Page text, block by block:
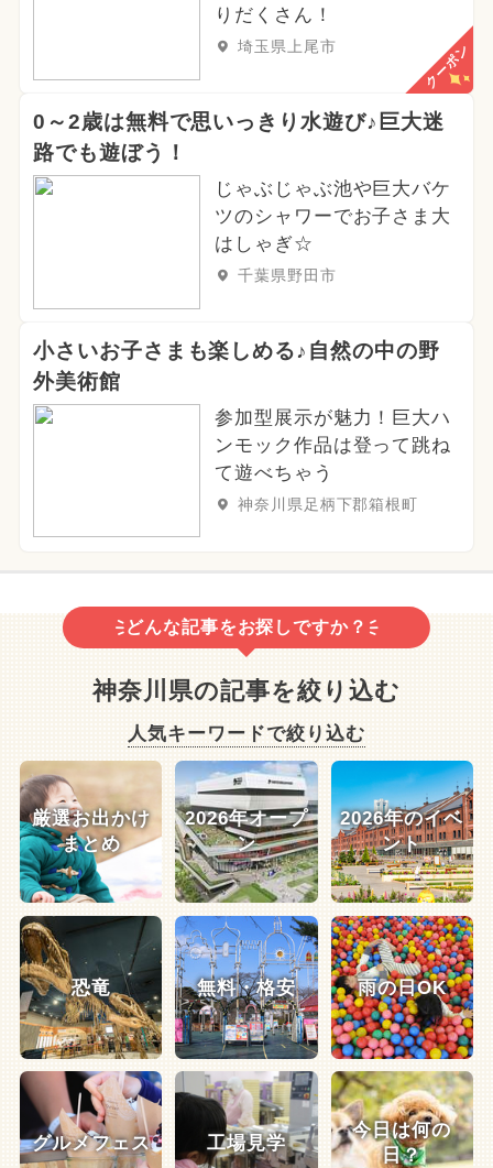
りだくさん！
埼玉県上尾市 クーポン
0～2歳は無料で思いっきり水遊び♪巨大迷
路でも遊ぼう！
じゃぶじゃぶ池や巨大バケ
ツのシャワーでお子さま大
はしゃぎ☆
千葉県野田市
小さいお子さまも楽しめる♪自然の中の野
外美術館
参加型展示が魅力！巨大ハ
ンモック作品は登って跳ね
て遊べちゃう
神奈川県足柄下郡箱根町
どんな記事をお探しですか？
神奈川県の記事を絞り込む
人気キーワードで絞り込む
厳選お出かけ
まとめ
2026年オープ
ン
2026年のイベ
ント
恐竜 無料・格安 雨の日OK
グルメフェス 工場見学
今日は何の
日？